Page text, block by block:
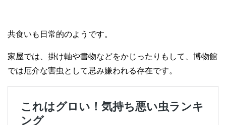
共食いも日常的のようです。
家屋では、掛け軸や書物などをかじったりもして、博物館
では厄介な害虫として忌み嫌われる存在です。